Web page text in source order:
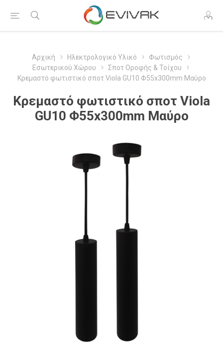
Αρχική Ηλεκτρολογικό Υλικό
Φωτισμός
Εσωτερικού Χώρου
Σποτ Οροφής & Τοίχου
Κρεμαστό φωτιστικό σποτ Viola GU10 Φ55x300mm Μαύρο
Κρεμαστό φωτιστικό σποτ Viola
GU10 Φ55x300mm Μαύρο